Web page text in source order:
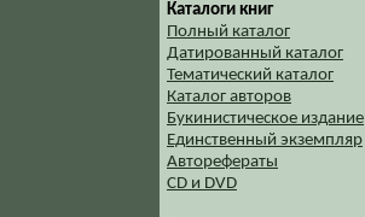
Каталоги книг
Полный каталог
Датированный каталог
Тематический каталог
Каталог авторов
Букинистическое издание
Единственный экземпляр
Авторефераты
CD и DVD